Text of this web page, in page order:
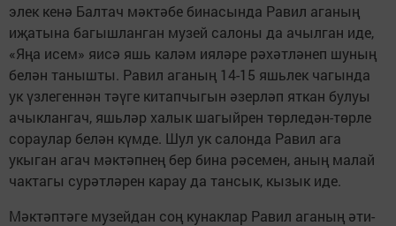
элек кенә Балтач мәктәбе бинасында Равил аганың
иҗатына багышланган музей салоны да ачылган иде,
«Яңа исем» яисә яшь каләм ияләре рәхәтләнеп шуның
белән танышты. Равил аганың 14-15 яшьлек чагында
ук үзлегеннән тәүге китапчыгын әзерләп яткан булуы
ачыклангач, яшьләр халык шагыйрен төрледән-төрле
сораулар белән күмде. Шул ук салонда Равил ага
укыган агач мәктәпнең бер бина рәсемен, аның малай
чактагы сурәтләрен карау да тансык, кызык иде.
Мәктәптәге музейдан соң кунаклар Равил аганың әти-